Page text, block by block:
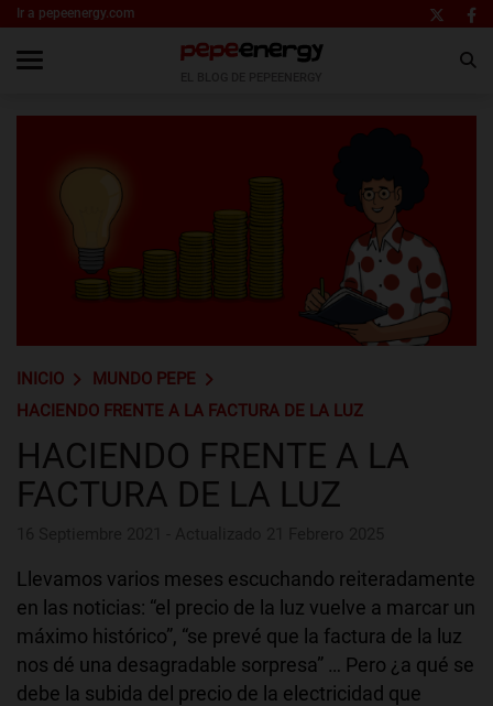
Ir a pepeenergy.com
INICIO
MUNDO PEPE
HACIENDO FRENTE A LA FACTURA DE LA LUZ
HACIENDO FRENTE A LA
FACTURA DE LA LUZ
Llevamos varios meses escuchando reiteradamente
en las noticias: “el precio de la luz vuelve a marcar un
máximo histórico”, “se prevé que la factura de la luz
nos dé una desagradable sorpresa” … Pero ¿a qué se
debe la subida del precio de la electricidad que